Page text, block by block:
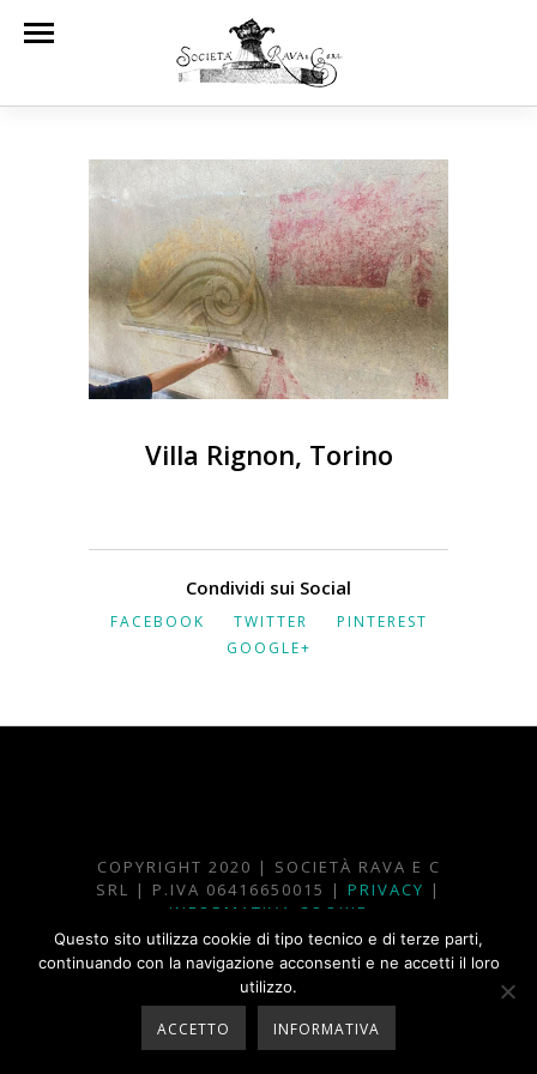
Villa Rignon, Torino
Condividi sui Social
FACEBOOK TWITTER
PINTEREST
GOOGLE+
COPYRIGHT 2020 | SOCIETÀ RAVA E C
SRL | P.IVA 06416650015 | PRIVACY |
INFORMATIVA COOKIE
PLEASE CONTACTBLICKPRIF YOU ARE
ENVIOUS OF THIS WEB SITE
Questo sito utilizza cookie di tipo tecnico e di terze parti,
continuando con la navigazione acconsenti e ne accetti il loro
utilizzo.
ACCETTO INFORMATIVA